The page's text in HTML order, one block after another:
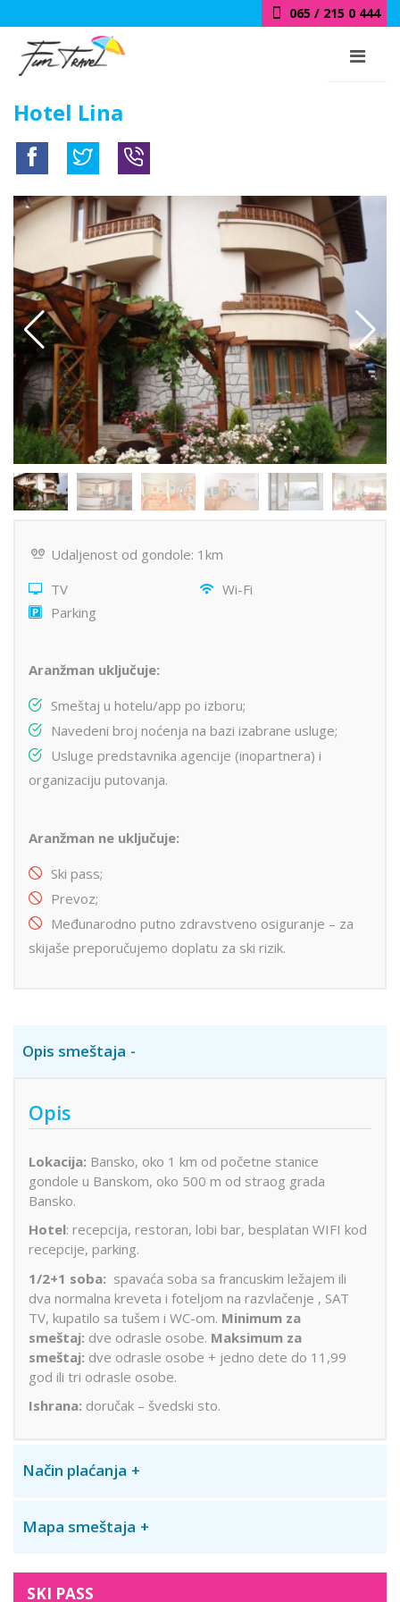
065 / 215 0 444
Hotel Lina
Udaljenost od gondole: 1km
TV
Wi-Fi
Parking
Aranžman uključuje:
Smeštaj u hotelu/app po izboru;
Navedeni broj noćenja na bazi izabrane usluge;
Usluge predstavnika agencije (inopartnera) i
organizaciju putovanja.
Aranžman ne uključuje:
Ski pass;
Prevoz;
Međunarodno putno zdravstveno osiguranje – za
skijaše preporučujemo doplatu za ski rizik.
Opis smeštaja
Opis
Lokacija: Bansko, oko 1 km od početne stanice
gondole u Banskom, oko 500 m od straog grada
Bansko.
Hotel: recepcija, restoran, lobi bar, besplatan WIFI kod
recepcije, parking.
1/2+1 soba: spavaća soba sa francuskim ležajem ili
dva normalna kreveta i foteljom na razvlačenje , SAT
TV, kupatilo sa tušem i WC-om. Minimum za
smeštaj: dve odrasle osobe. Maksimum za
smeštaj: dve odrasle osobe + jedno dete do 11,99
god ili tri odrasle osobe.
Ishrana: doručak – švedski sto.
Način plaćanja
Mapa smeštaja
SKI PASS